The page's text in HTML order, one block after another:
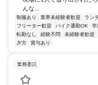
んな...
制服あり 業界未経験者歓迎 ラン
フリーター歓迎
バイク通勤OK 学
転勤なし
経験不問 未経験者歓迎
夕方
賞与あり
業務委託